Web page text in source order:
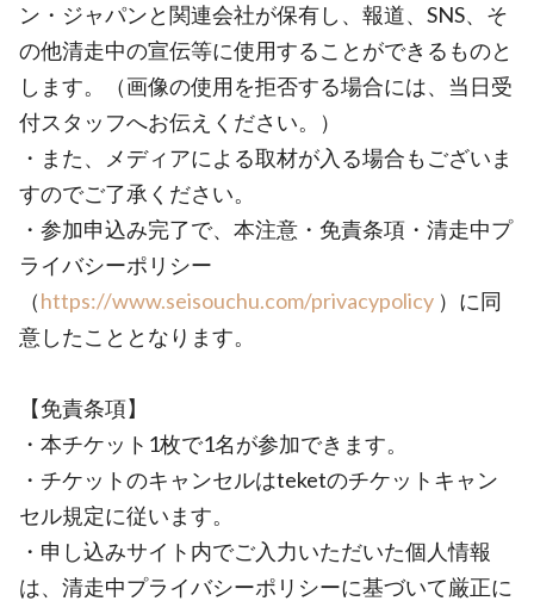
ン・ジャパンと関連会社が保有し、報道、SNS、そ
の他清走中の宣伝等に使用することができるものと
します。（画像の使用を拒否する場合には、当日受
付スタッフへお伝えください。）
・また、メディアによる取材が入る場合もございま
すのでご了承ください。
・参加申込み完了で、本注意・免責条項・清走中プ
ライバシーポリシー
（https://www.seisouchu.com/privacypolicy ）に同
意したこととなります。
【免責条項】
・本チケット1枚で1名が参加できます。
・チケットのキャンセルはteketのチケットキャン
セル規定に従います。
・申し込みサイト内でご入力いただいた個人情報
は、清走中プライバシーポリシーに基づいて厳正に